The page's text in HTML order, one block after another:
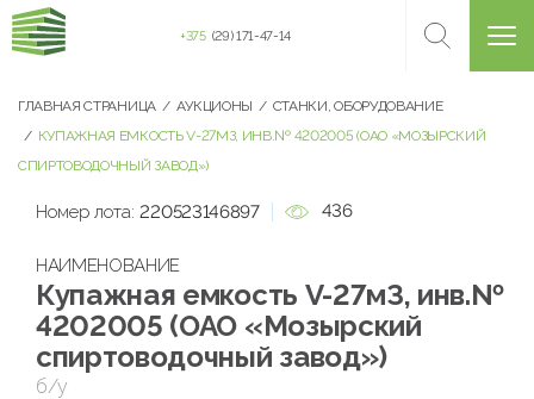
+375 (29) 171-47-14
ГЛАВНАЯ СТРАНИЦА АУКЦИОНЫ
СТАНКИ, ОБОРУДОВАНИЕ
КУПАЖНАЯ ЕМКОСТЬ V-27МЗ, ИНВ.№ 4202005 (ОАО «МОЗЫРСКИЙ
СПИРТОВОДОЧНЫЙ ЗАВОД»)
Номер лота: 220523146897 436
НАИМЕНОВАНИЕ
Купажная емкость V-27мЗ, инв.№
4202005 (ОАО «Мозырский
спиртоводочный завод»)
б/у